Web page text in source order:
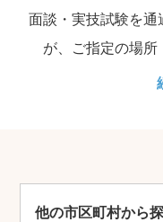
面談・実技試験を
が、ご指定の場所
他の市区町村から